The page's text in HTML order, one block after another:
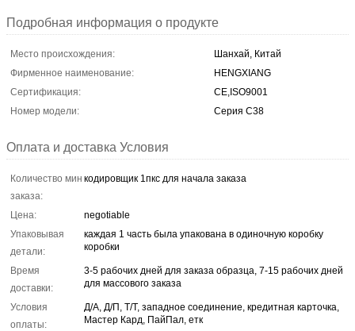
Подробная информация о продукте
Место происхождения:
Шанхай, Китай
Фирменное наименование:
HENGXIANG
Сертификация:
CE,ISO9001
Номер модели:
Серия С38
Оплата и доставка Условия
Количество мин
заказа:
кодировщик 1пкс для начала заказа
Цена:
negotiable
Упаковывая
детали:
каждая 1 часть была упакована в одиночную коробку
коробки
Время
доставки:
3-5 рабочих дней для заказа образца, 7-15 рабочих дней
для массового заказа
Условия
оплаты:
Д/А, Д/П, Т/Т, западное соединение, кредитная карточка,
Мастер Кард, ПайПал, етк